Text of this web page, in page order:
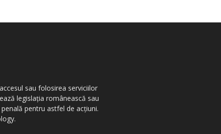
sau folosirea serviciilor
legislația românească sau
pentru astfel de acțiuni.